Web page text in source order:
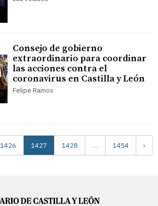
Consejo de gobierno
extraordinario para coordinar
las acciones contra el
coronavirus en Castilla y León
Felipe Ramos
1426 1427 1428 … 1454 ›